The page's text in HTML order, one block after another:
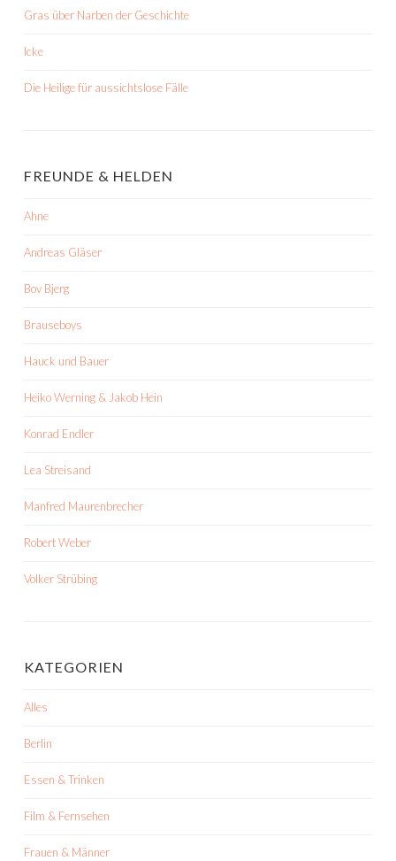
Gras über Narben der Geschichte
Icke
Die Heilige für aussichtslose Fälle
FREUNDE & HELDEN
Ahne
Andreas Gläser
Bov Bjerg
Brauseboys
Hauck und Bauer
Heiko Werning & Jakob Hein
Konrad Endler
Lea Streisand
Manfred Maurenbrecher
Robert Weber
Volker Strübing
KATEGORIEN
Alles
Berlin
Essen & Trinken
Film & Fernsehen
Frauen & Männer